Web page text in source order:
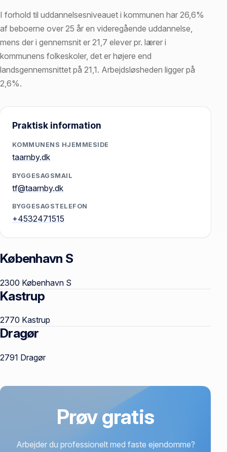
I forhold til uddannelsesniveauet i kommunen har 26,6%
af beboerne over 25 år en videregående uddannelse,
mens der i gennemsnit er 21,7 elever pr. lærer i
kommunens folkeskoler, det er højere end
landsgennemsnittet på 21,1. Arbejdsløsheden ligger på
2,6%.
Praktisk information
KOMMUNENS HJEMMESIDE
taarnby.dk
BYGGESAGSMAIL
tf@taarnby.dk
BYGGESAGSTELEFON
+4532471515
Postnumre
København S
2300 København S
Kastrup
2770 Kastrup
Dragør
2791 Dragør
Prøv gratis
Arbejder du professionelt med faste ejendomme?